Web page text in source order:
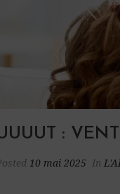
:
10 mai 2025 In